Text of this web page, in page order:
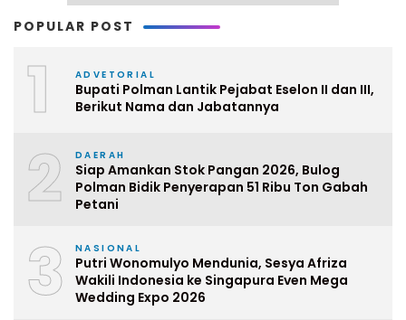
POPULAR POST
1 ADVETORIAL
Bupati Polman Lantik Pejabat Eselon II dan III,
Berikut Nama dan Jabatannya
2 DAERAH
Siap Amankan Stok Pangan 2026, Bulog
Polman Bidik Penyerapan 51 Ribu Ton Gabah
Petani
3 NASIONAL
Putri Wonomulyo Mendunia, Sesya Afriza
Wakili Indonesia ke Singapura Even Mega
Wedding Expo 2026